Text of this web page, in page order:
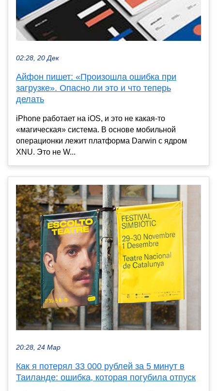
02:28, 20 Дек
Айфон пишет: «Произошла ошибка при
загрузке». Опасно ли это и что теперь
делать
iPhone работает на iOS, и это не какая-то
«магическая» система. В основе мобильной
операционки лежит платформа Darwin с ядром
XNU. Это не W...
20:28, 24 Мар
Как я потерял 33 000 рублей за 5 минут в
Таиланде: ошибка, которая погубила отпуск